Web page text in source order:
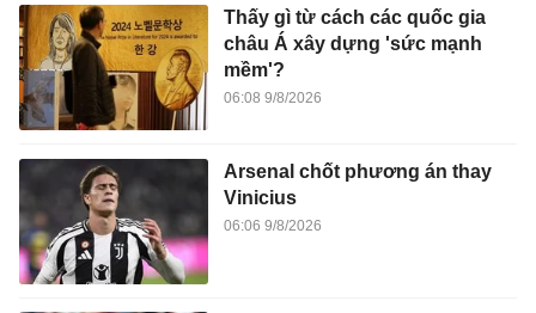
Thấy gì từ cách các quốc gia
châu Á xây dựng 'sức mạnh
mềm'?
06:08 9/8/2026
Arsenal chốt phương án thay
Vinicius
06:06 9/8/2026